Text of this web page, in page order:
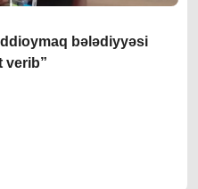
bələdiyyəsi
verib”